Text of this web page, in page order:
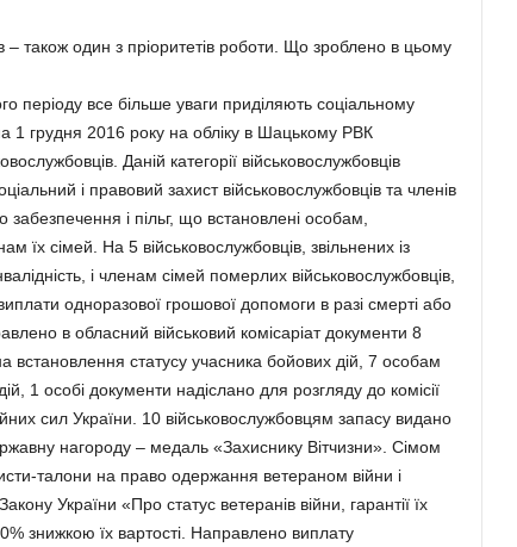
– також один з пріоритетів роботи. Що зроблено в цьому
періоду все більше уваги приділяють соціальному
1 грудня 2016 року на обліку в Шацькому РВК
Даній категорії військовослужбовців
і правовий захист військовослужбовців та членів
забезпечення і пільг, що встановлені особам,
їх сімей. На 5 військовослужбовців, звільнених із
і членам сімей померлих військовослужбовців,
одноразової грошової допомоги в разі смерті або
в обласний військовий комісаріат документи 8
встановлення статусу учасника бойових дій, 7 особам
1 особі документи надіслано для розгляду до комісії
сил України. 10 військовослужбовцям запасу видано
нагороду – медаль «Захиснику Вітчизни». Сімом
талони на право одержання ветераном війни і
України «Про статус ветеранів війни, гарантії їх
знижкою їх вартості. Направлено виплату